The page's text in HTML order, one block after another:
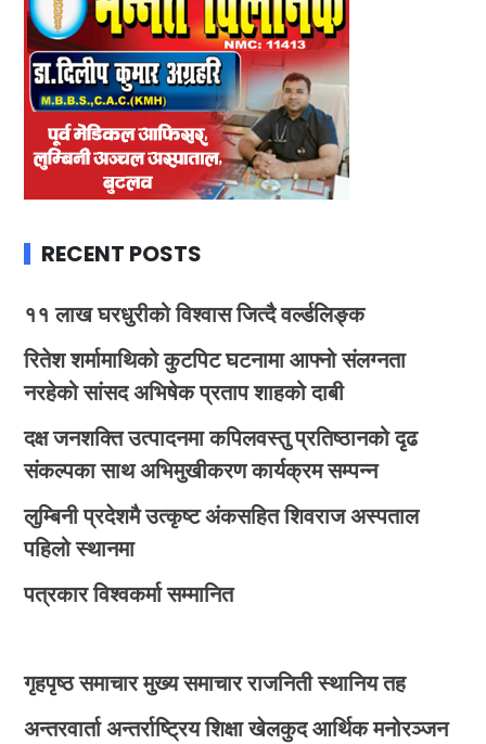
RECENT POSTS
११ लाख घरधुरीको विश्वास जित्दै वर्ल्डलिङ्क
रितेश शर्मामाथिको कुटपिट घटनामा आफ्नो संलग्नता
नरहेको सांसद अभिषेक प्रताप शाहको दाबी
दक्ष जनशक्ति उत्पादनमा कपिलवस्तु प्रतिष्ठानको दृढ
संकल्पका साथ अभिमुखीकरण कार्यक्रम सम्पन्न
लुम्बिनी प्रदेशमै उत्कृष्ट अंकसहित शिवराज अस्पताल
पहिलो स्थानमा
पत्रकार विश्वकर्मा सम्मानित
गृहपृष्ठ समाचार मुख्य समाचार राजनिती स्थानिय तह
अन्तरवार्ता अन्तर्राष्ट्रिय शिक्षा खेलकुद आर्थिक मनोरञ्जन